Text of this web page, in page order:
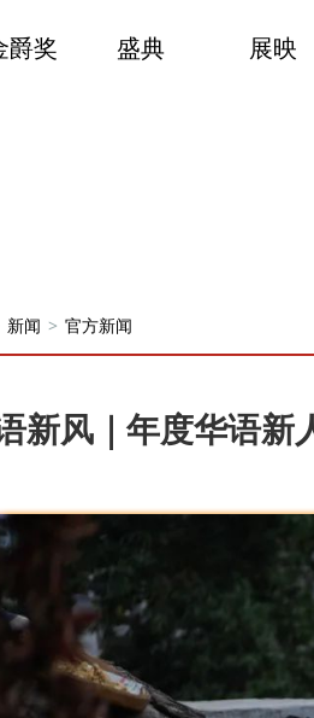
爵奖 盛典 展映
新闻 > 官方新闻
新风｜年度华语新